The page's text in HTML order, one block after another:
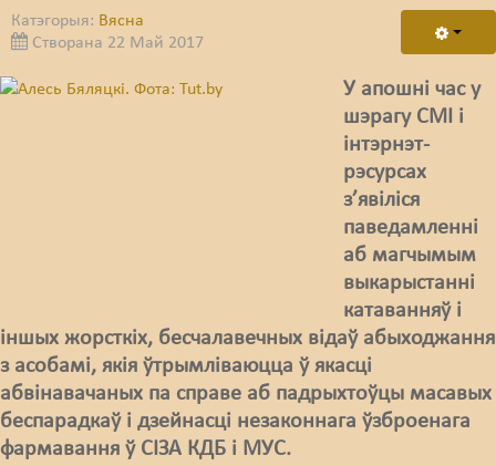
Катэгорыя: Вясна
Створана 22 Май 2017
У апошні час у
шэрагу СМІ і
інтэрнэт-
рэсурсах
з’явіліся
паведамленні
аб магчымым
выкарыстанні
катаванняў і
іншых жорсткіх, бесчалавечных відаў абыходжання
з асобамі, якія ўтрымліваюцца ў якасці
абвінавачаных па справе аб падрыхтоўцы масавых
беспарадкаў і дзейнасці незаконнага ўзброенага
фармавання ў СІЗА КДБ і МУС.